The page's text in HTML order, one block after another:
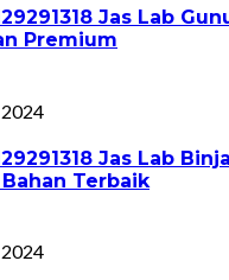
Jas Lab
Premium
Jas Lab
Terbaik